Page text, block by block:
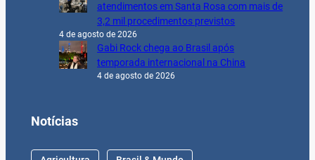
atendimentos em Santa Rosa com mais de
3,2 mil procedimentos previstos
4 de agosto de 2026
Gabi Rock chega ao Brasil após
temporada internacional na China
4 de agosto de 2026
Notícias